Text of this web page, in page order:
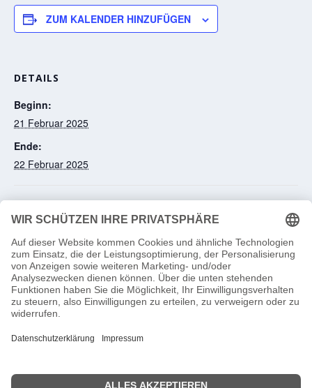
ZUM KALENDER HINZUFÜGEN
DETAILS
Beginn:
21 Februar 2025
Ende:
22 Februar 2025
Test the High Forest 2025 Rally van Haspengouw 2025